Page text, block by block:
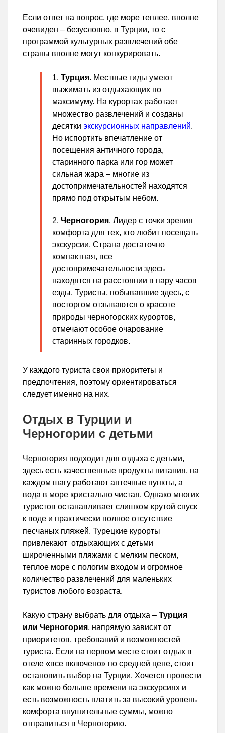
Если ответ на вопрос, где море теплее, вполне
очевиден – безусловно, в Турции, то с
программой культурных развлечений обе
страны вполне могут конкурировать.
Турция. Местные гиды умеют
выжимать из отдыхающих по
максимуму. На курортах работает
множество развлечений и созданы
десятки экскурсионных направлений.
Но испортить впечатление от
посещения античного города,
старинного парка или гор может
сильная жара – многие из
достопримечательностей находятся
прямо под открытым небом.
Черногория. Лидер с точки зрения
комфорта для тех, кто любит посещать
экскурсии. Страна достаточно
компактная, все
достопримечательности здесь
находятся на расстоянии в пару часов
езды. Туристы, побывавшие здесь, с
восторгом отзываются о красоте
природы черногорских курортов,
отмечают особое очарование
старинных городков.
У каждого туриста свои приоритеты и
предпочтения, поэтому ориентироваться
следует именно на них.
Отдых в Турции и
Черногории с детьми
Черногория подходит для отдыха с детьми,
здесь есть качественные продукты питания, на
каждом шагу работают аптечные пункты, а
вода в море кристально чистая. Однако многих
туристов останавливает слишком крутой спуск
к воде и практически полное отсутствие
песчаных пляжей. Турецкие курорты
привлекают отдыхающих с детьми
широченными пляжами с мелким песком,
теплое море с пологим входом и огромное
количество развлечений для маленьких
туристов любого возраста.
Какую страну выбрать для отдыха – Турция
или Черногория, напрямую зависит от
приоритетов, требований и возможностей
туриста. Если на первом месте стоит отдых в
отеле «все включено» по средней цене, стоит
остановить выбор на Турции. Хочется провести
как можно больше времени на экскурсиях и
есть возможность платить за высокий уровень
комфорта внушительные суммы, можно
отправиться в Черногорию.